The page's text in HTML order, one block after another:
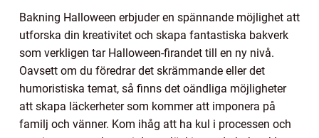
Bakning Halloween erbjuder en spännande möjlighet att
utforska din kreativitet och skapa fantastiska bakverk
som verkligen tar Halloween-firandet till en ny nivå.
Oavsett om du föredrar det skrämmande eller det
humoristiska temat, så finns det oändliga möjligheter
att skapa läckerheter som kommer att imponera på
familj och vänner. Kom ihåg att ha kul i processen och